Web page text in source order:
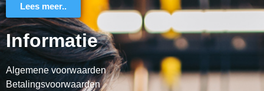
Lees meer..
Informatie
Algemene voorwaarden
Betalingsvoorwaarden